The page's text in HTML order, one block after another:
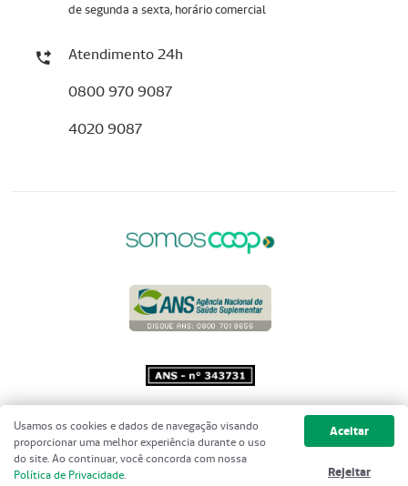
de segunda a sexta, horário comercial
Atendimento 24h
0800 970 9087
4020 9087
Copyright 2001 - 2026 Unimed do
Brasil - Todos os direitos reservados
Usamos os cookies e dados de navegação visando
proporcionar uma melhor experiência durante o uso
do site. Ao continuar, você concorda com nossa
Política de Privacidade.
Aceitar
Rejeitar